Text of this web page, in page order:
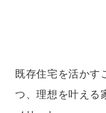
既存住宅を活かす
つ、理想を叶える